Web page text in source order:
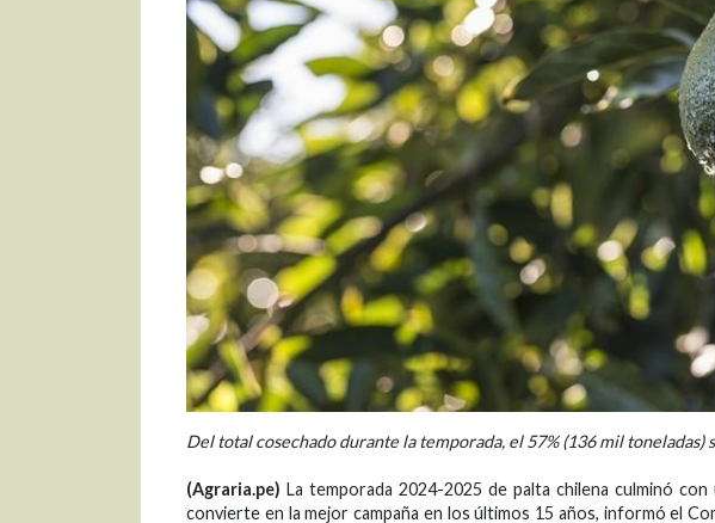
Del total cosechado durante la temporada, el 57% (136 mil toneladas)
(Agraria.pe) La temporada 2024-2025 de palta chilena culminó
convierte en la mejor campaña en los últimos 15 años, informó el